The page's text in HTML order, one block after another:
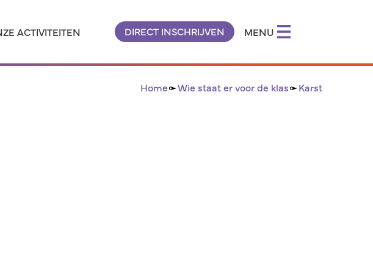
ACTIVITEITEN DIRECT INSCHRIJVEN MENU
Home Wie staat er voor de klas Karst